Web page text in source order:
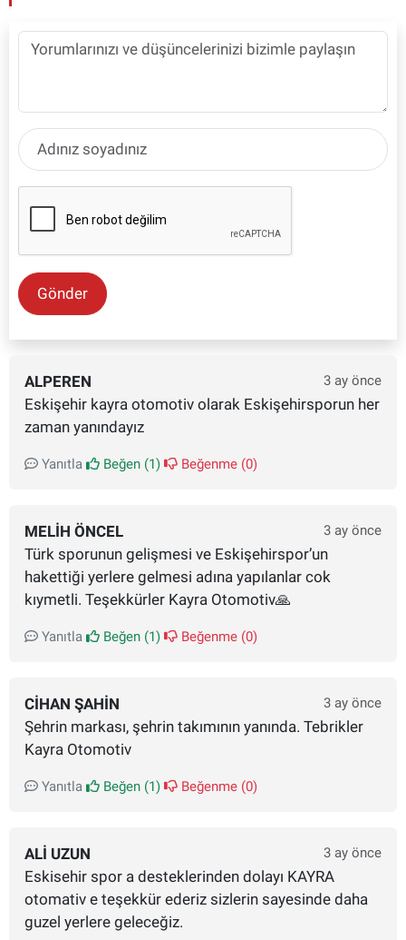
Gönder
ALPEREN 3 ay önce
Eskişehir kayra otomotiv olarak Eskişehirsporun her
zaman yanındayız
Yanıtla Beğen (1) Beğenme (0)
MELIH ÖNCEL 3 ay önce
Türk sporunun gelişmesi ve Eskişehirspor’un
hakettiği yerlere gelmesi adına yapılanlar cok
kıymetli. Teşekkürler Kayra Otomotiv🙏
Yanıtla Beğen (1) Beğenme (0)
CIHAN ŞAHIN 3 ay önce
Şehrin markası, şehrin takımının yanında. Tebrikler
Kayra Otomotiv
Yanıtla Beğen (1) Beğenme (0)
ALI UZUN 3 ay önce
Eskisehir spor a desteklerinden dolayı KAYRA
otomativ e teşekkür ederiz sizlerin sayesinde daha
guzel yerlere geleceğiz.